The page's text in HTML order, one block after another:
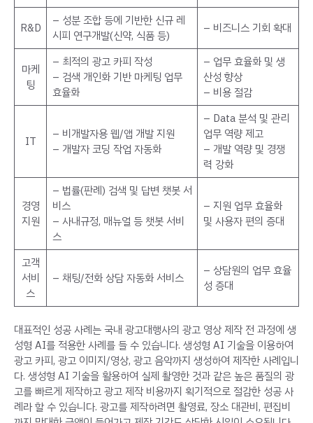
R&D
– 성분 조합 등에 기반한 신규 레
시피 연구개발(신약, 식품 등)
– 비즈니스 기회 확대
마케
팅
– 최적의 광고 카피 작성
– 검색 개인화 기반 마케팅 업무
효율화
– 업무 효율화 및 생
산성 향상
– 비용 절감
IT
– 비개발자용 웹/앱 개발 지원
– 개발자 코딩 작업 자동화
– Data 분석 및 관리
업무 역량 제고
– 개발 역량 및 경쟁
력 강화
경영
지원
– 법률(판례) 검색 및 답변 챗봇 서
비스
– 사내규정, 매뉴얼 등 챗봇 서비
스
– 지원 업무 효율화
및 사용자 편의 증대
고객
서비
스
– 채팅/전화 상담 자동화 서비스
– 상담원의 업무 효율
성 증대
대표적인 성공 사례는 국내 광고대행사의 광고 영상 제작 전 과정에 생
성형 AI를 적용한 사례를 들 수 있습니다. 생성형 AI 기술을 이용하여
광고 카피, 광고 이미지/영상, 광고 음악까지 생성하여 제작한 사례입니
다. 생성형 AI 기술을 활용하여 실제 촬영한 것과 같은 높은 품질의 광
고를 빠르게 제작하고 광고 제작 비용까지 획기적으로 절감한 성공 사
례라 할 수 있습니다. 광고를 제작하려면 촬영료, 장소 대관비, 편집비